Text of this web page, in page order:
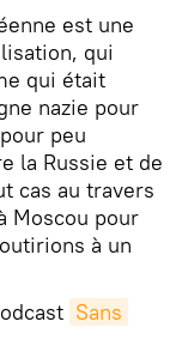
est une
qui
qui était
nazie pour
peu
la Russie et de
cas au travers
Moscou pour
à un
Sans